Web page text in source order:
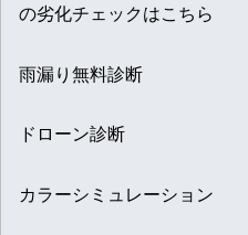
の劣化チェックはこちら
雨漏り無料診断
ドローン診断
カラーシミュレーション